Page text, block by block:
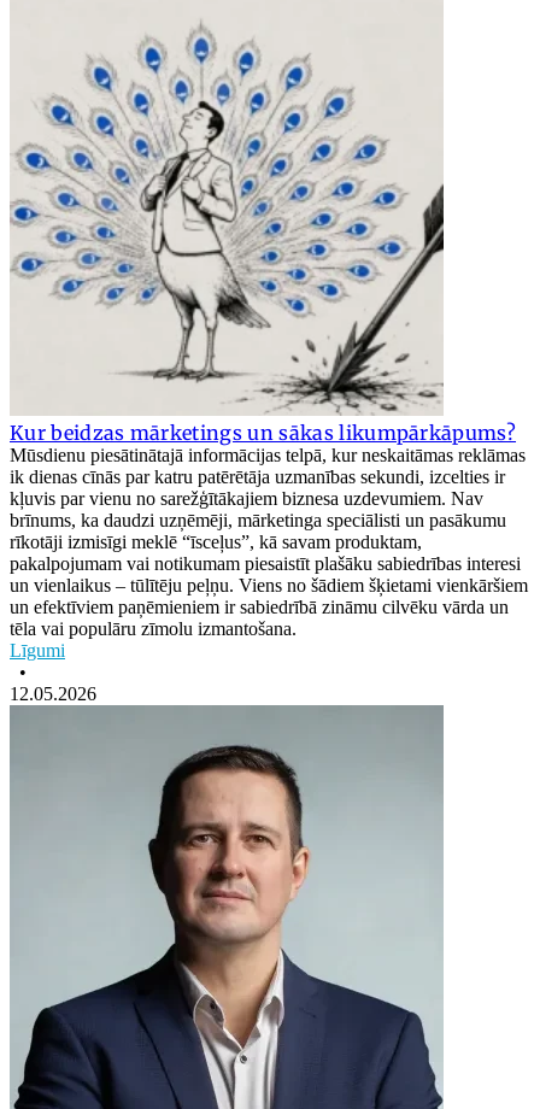
Kur beidzas mārketings un sākas likumpārkāpums?
Mūsdienu piesātinātajā informācijas telpā, kur neskaitāmas reklāmas
ik dienas cīnās par katru patērētāja uzmanības sekundi, izcelties ir
kļuvis par vienu no sarežģītākajiem biznesa uzdevumiem. Nav
brīnums, ka daudzi uzņēmēji, mārketinga speciālisti un pasākumu
rīkotāji izmisīgi meklē “īsceļus”, kā savam produktam,
pakalpojumam vai notikumam piesaistīt plašāku sabiedrības interesi
un vienlaikus – tūlītēju peļņu. Viens no šādiem šķietami vienkāršiem
un efektīviem paņēmieniem ir sabiedrībā zināmu cilvēku vārda un
tēla vai populāru zīmolu izmantošana.
Līgumi
•
12.05.2026